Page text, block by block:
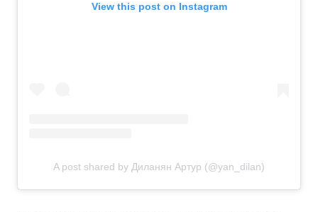
View this post on Instagram
A post shared by Диланян Артур (@yan_dilan)